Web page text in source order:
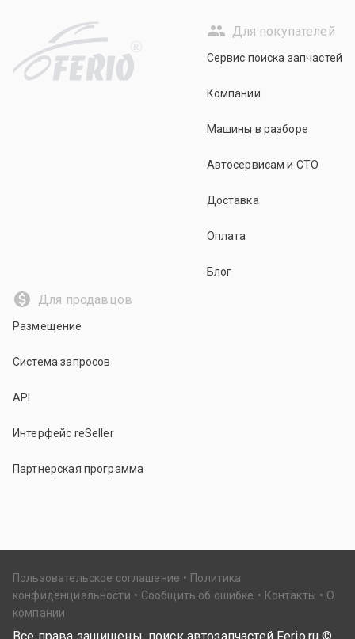
R
Для покупателей
Сервис поиска запчастей
Компании
Машины в разборе
Автосервисам и СТО
Доставка
Оплата
Блог
Для продавцов
Размещение
Система запросов
API
Интерфейс reSeller
Партнерская программа
Пользовательское соглашение
Политика
конфиденциальности
Сообщить об ошибке Контакты
О
компании